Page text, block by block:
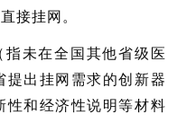
接挂网。
未在全国其他省级医
提出挂网需求的创新器
性和经济性说明等材料